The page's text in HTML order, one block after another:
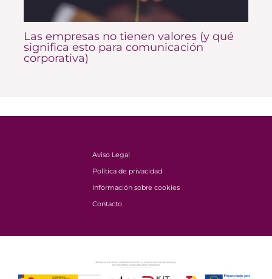
Las empresas no tienen valores (y qué
significa esto para comunicación
corporativa)
Aviso Legal
Política de privacidad
Información sobre cookies
Contacto